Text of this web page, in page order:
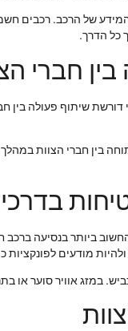
של הרכב. רכבים
כל הדרך.
חברי
שיתוף פעולה בין
בין חברי הצוות
ביותר בנסיעה ברכב
מודעים
במזג אוויר סוער או